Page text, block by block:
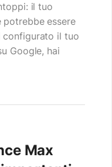
il tuo
potrebbe essere
configurato il tuo
Google, hai
Max